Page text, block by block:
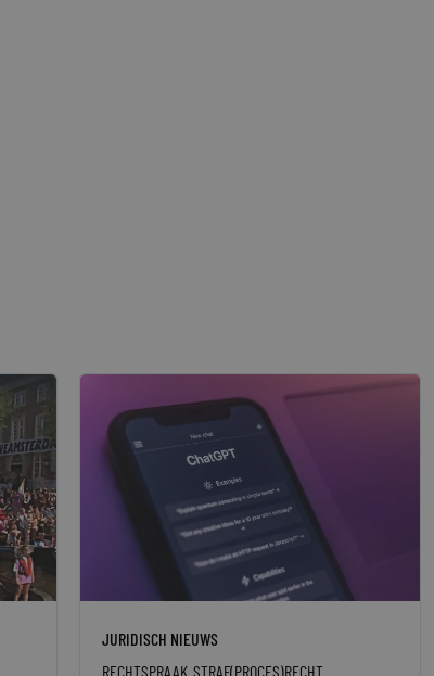
JURIDISCH NIEUWS
RECHTSPRAAK STRAF(PROCES)RECHT